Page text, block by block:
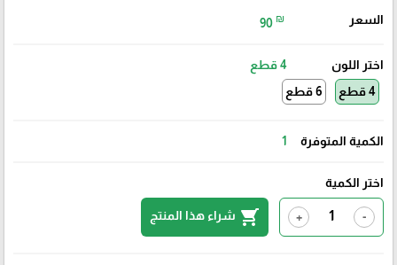
السعر 90 ₪
اختر اللون
4 قطع
4 قطع
6 قطع
الكمية المتوفرة 1
اختر الكمية
-
+
shopping_cart شراء هذا المنتج